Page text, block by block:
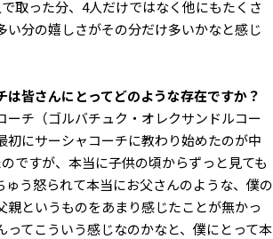
取った分、4人だけではなく他にもたくさ
い分の嬉しさがその分だけ多いかなと感じ
は皆さんにとってどのような存在ですか？
チ（ゴルバチュク・オレクサンドルコー
初にサーシャコーチに教わり始めたのが中
ですが、本当に子供の頃からずっと見ても
ゅう怒られて本当にお父さんのような、僕の
親というものをあまり感じたことが無かっ
ってこういう感じなのかなと、僕にとって本